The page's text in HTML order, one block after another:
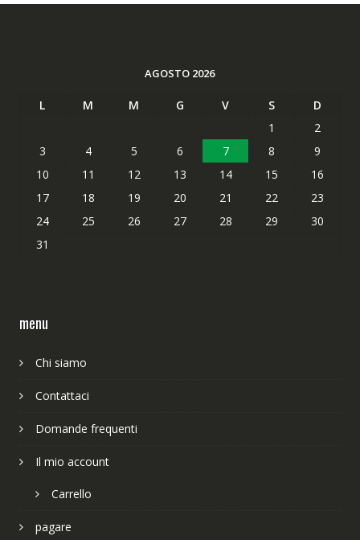
AGOSTO 2026
L M M G V S
D
1
2
3
4 5 6 7 8
9
10
11 12 13 14 15
16
17
18 19 20 21 22
23
24
25 26 27 28 29
30
31
menu
Chi siamo
Contattaci
Domande frequenti
Il mio account
Carrello
pagare